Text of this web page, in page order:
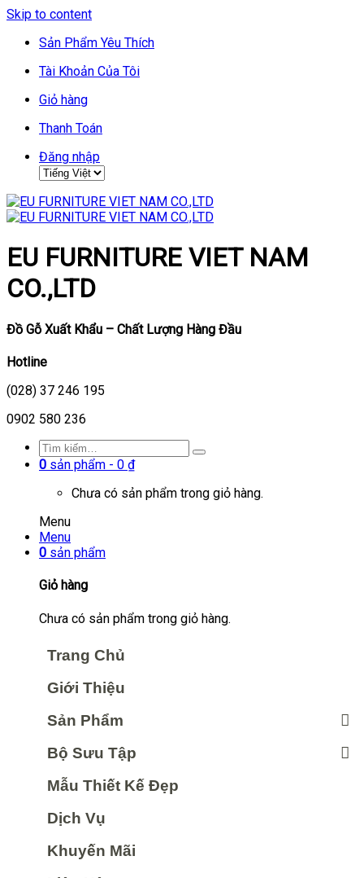
Skip to content
Sản Phẩm Yêu Thích
Tài Khoản Của Tôi
Giỏ hàng
Thanh Toán
Đăng nhập
EU FURNITURE VIET NAM
CO.,LTD
Đồ Gỗ Xuất Khẩu – Chất Lượng Hàng Đầu
Hotline
(028) 37 246 195
0902 580 236
0 sản phẩm - 0 ₫
Chưa có sản phẩm trong giỏ hàng.
Menu
Menu
0 sản phẩm
Giỏ hàng
Chưa có sản phẩm trong giỏ hàng.
Trang Chủ
Giới Thiệu
Sản Phẩm
Bộ Sưu Tập
Mẫu Thiết Kế Đẹp
Dịch Vụ
Khuyến Mãi